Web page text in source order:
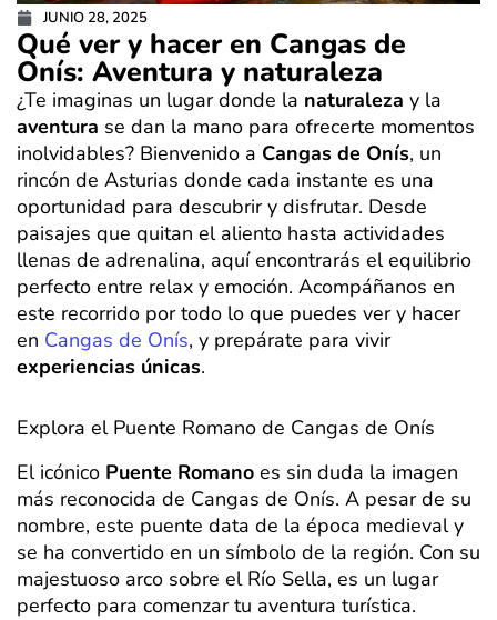
JUNIO 28, 2025
Qué ver y hacer en Cangas de
Onís: Aventura y naturaleza
¿Te imaginas un lugar donde la naturaleza y la
aventura se dan la mano para ofrecerte momentos
inolvidables? Bienvenido a Cangas de Onís, un
rincón de Asturias donde cada instante es una
oportunidad para descubrir y disfrutar. Desde
paisajes que quitan el aliento hasta actividades
llenas de adrenalina, aquí encontrarás el equilibrio
perfecto entre relax y emoción. Acompáñanos en
este recorrido por todo lo que puedes ver y hacer
en Cangas de Onís, y prepárate para vivir
experiencias únicas.
Explora el Puente Romano de Cangas de Onís
El icónico Puente Romano es sin duda la imagen
más reconocida de Cangas de Onís. A pesar de su
nombre, este puente data de la época medieval y
se ha convertido en un símbolo de la región. Con su
majestuoso arco sobre el Río Sella, es un lugar
perfecto para comenzar tu aventura turística.